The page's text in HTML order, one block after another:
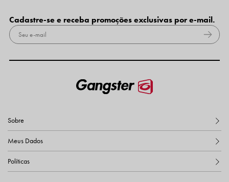
Cadastre-se e receba promoções exclusivas por e-mail.
Sobre
Meus Dados
Políticas